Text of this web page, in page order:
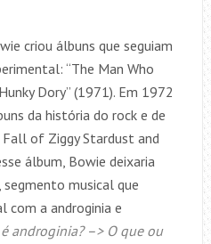
criou álbuns que seguiam
“The Man Who
Dory” (1971). Em 1972
da história do rock e de
Fall of Ziggy Stardust and
álbum, Bowie deixaria
musical que
com a androginia e
androginia? –> O que ou